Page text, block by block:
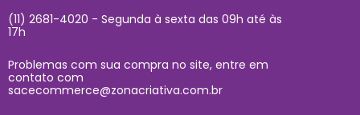
(11) 2681-4020 - Segunda à sexta das 09h até às
17h
Problemas com sua compra no site, entre em
contato com
sacecommerce@zonacriativa.com.br